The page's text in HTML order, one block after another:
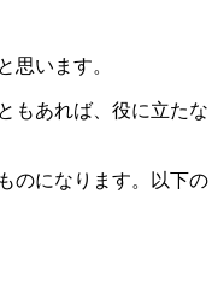
思います。
もあれば、役に立たな
のになります。以下の